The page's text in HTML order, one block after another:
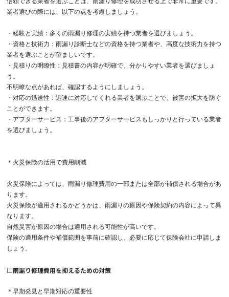
業者選びの際には、以下の点を考慮しましょう。
・経験と実績：多くの雨漏り修理の実績を持つ業者を選びましょう。
・資格と技術力：雨漏り診断士などの資格を持つ業者や、高度な技術力を持つ
業者を選ぶことが望ましいです。
・見積りの明瞭性：見積書の内容が明確で、分かりやすい業者を選びましょ
う。
不明瞭な点があれば、確認するようにしましょう。
・対応の迅速性：迅速に対応してくれる業者を選ぶことで、被害の拡大を防ぐ
ことができます。
・アフターサービス：工事後のアフターサービスもしっかりと行っている業者
を選びましょう。
＊火災保険の活用で費用削減
火災保険によっては、雨漏り修理費用の一部または全部が補償される場合があ
ります。
火災保険が適用されるかどうかは、雨漏りの原因や保険契約の内容によって異
なります。
自然災害が原因の場合は適用される可能性が高いです。
保険の適用条件や補償範囲を事前に確認し、必要に応じて保険会社に申請しま
しょう。
□雨漏り修理費用を抑えるための対策
＊早期発見と早期対応の重要性